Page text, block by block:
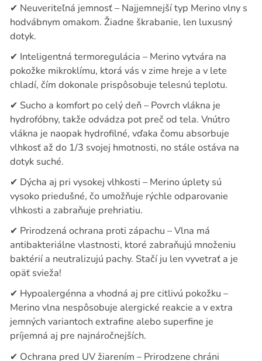
✔ Neuveriteľná jemnosť – Najjemnejší typ Merino vlny s
hodvábnym omakom. Žiadne škrabanie, len luxusný
dotyk.
✔ Inteligentná termoregulácia – Merino vytvára na
pokožke mikroklímu, ktorá vás v zime hreje a v lete
chladí, čím dokonale prispôsobuje telesnú teplotu.
✔ Sucho a komfort po celý deň – Povrch vlákna je
hydrofóbny, takže odvádza pot preč od tela. Vnútro
vlákna je naopak hydrofilné, vďaka čomu absorbuje
vlhkosť až do 1/3 svojej hmotnosti, no stále ostáva na
dotyk suché.
✔ Dýcha aj pri vysokej vlhkosti – Merino úplety sú
vysoko priedušné, čo umožňuje rýchle odparovanie
vlhkosti a zabraňuje prehriatiu.
✔ Prirodzená ochrana proti zápachu – Vlna má
antibakteriálne vlastnosti, ktoré zabraňujú množeniu
baktérií a neutralizujú pachy. Stačí ju len vyvetrať a je
opäť svieža!
✔ Hypoalergénna a vhodná aj pre citlivú pokožku –
Merino vlna nespôsobuje alergické reakcie a v extra
jemných variantoch extrafine alebo superfine je
príjemná aj pre najnáročnejších.
✔ Ochrana pred UV žiarením – Prirodzene chráni